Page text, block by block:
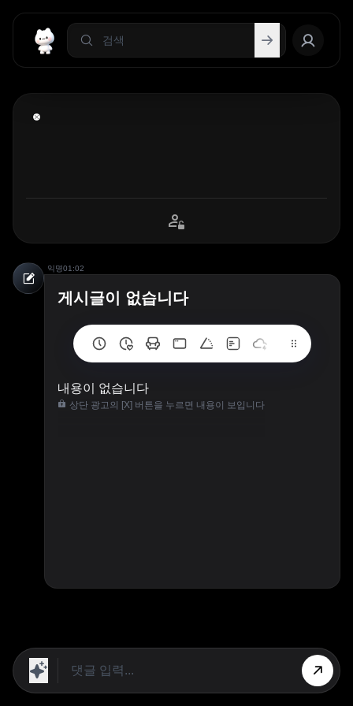
익명01:02
게시글이 없습니다
내용이 없습니다
상단 광고의 [X] 버튼을 누르면 내용이 보입니다